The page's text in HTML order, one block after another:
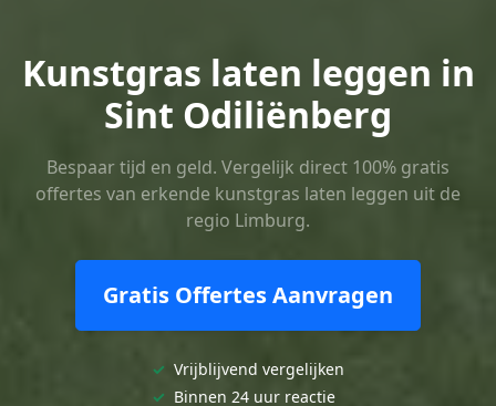
Kunstgras laten leggen in
Sint Odiliënberg
Bespaar tijd en geld. Vergelijk direct 100% gratis
offertes van erkende kunstgras laten leggen uit de
regio Limburg.
Gratis Offertes Aanvragen
✓ Vrijblijvend vergelijken
✓ Binnen 24 uur reactie